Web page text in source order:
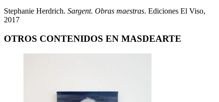
Stephanie Herdrich. Sargent. Obras maestras. Ediciones El Viso,
2017
OTROS CONTENIDOS EN MASDEARTE